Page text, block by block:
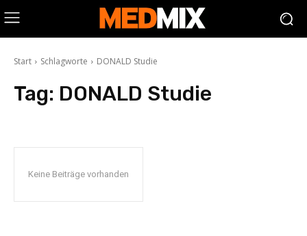
Start Schlagworte DONALD Studie
Tag: DONALD Studie
Keine Beiträge vorhanden